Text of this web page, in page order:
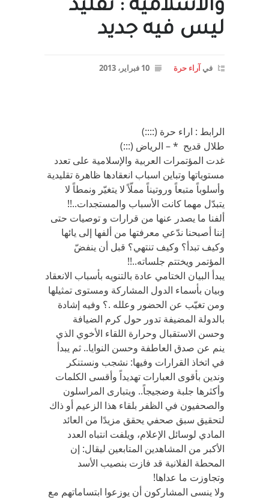
والاسلاميه : تقليد
ليس فيه جديد
فيآراء حرة 10 فبراير، 2013
الرابط : اراء حرة (::::)
طلال قديح * – الرياض (:::)
غدت المؤتمرات العربية والإسلامية على تعدد
مستوياتها وتباين اسباب انعقادها ظاهرة تقليدية
وأسلوباً متبعاً وروتيناً مملّاً لا يتغيّر ونمطاً لا
يتبدّل مهما كانت الأسباب والمستجدات..!!
ألفنا ما يصدر عنها من قرارات و توصيات حتى
إننا أصبحنا ندّعي معرفتها من ألفها إلى يائها
وكيف تبدأ؟ وكيف تنتهي؟ قبل أن ينفضّ
المؤتمر ويختتم جلساته..!!
يبدأ البيان الختامي عادة بالتنويه بأسباب الانعقاد
وبيان بأسماء الدول المشاركة ومستوى تمثيلها
ومن تغيّب عن الحضور وعلله .؟ وفيه إشادة
بالدولة المضيفة تدور حول كرم الضيافة
وحسن الاستقبال وحرارة اللقاء الأخوي الذي
ينم عن صدق العاطفة وحسن النوايا.. ثم يبدأ
في اتخاذ القرارات وفيها: نشجب ونستنكر
وندين بأقوى العبارات تهديداً وأقسى الكلمات
وأكثرها جلبة وضجيجاً.. ويتبارى المراسلون
والصحفيون في الظفر بلقاء هذا الزعيم أو ذاك
لتحقيق سبق صحفي يحقق مزيدًا من العائد
المادي لوسائل الإعلام، ويلفت انتباه العدد
الأكبر من المشاهدين المتابعين ليقال: إن
المحطة الفلانية قد فازت بنصيب الأسد
وتجاوزت ما عداها!
ولا ينسى المشاركون أن يوزعوا ابتساماتهم مع